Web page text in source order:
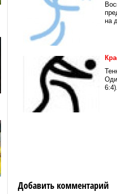
на
Добавить комментарий